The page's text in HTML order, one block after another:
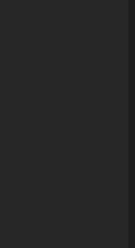
cape du dirigeant, il vous revient de